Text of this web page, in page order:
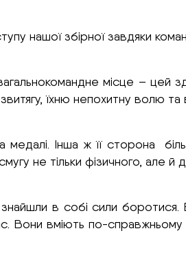
нашої збірної завдяки
місце – цей
звитягу, їхню непохитну волю
Інша ж її сторона
не тільки фізичного, але
в собі сили
Вони вміють по-справжньому